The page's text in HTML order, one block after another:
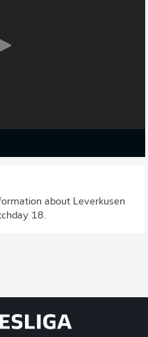
about Leverkusen
18.